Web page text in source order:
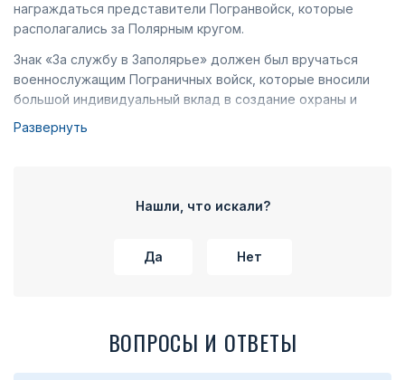
награждаться представители Погранвойск, которые
располагались за Полярным кругом.
Знак «За службу в Заполярье» должен был вручаться
военнослужащим Пограничных войск, которые вносили
большой индивидуальный вклад в создание охраны и
защиты государственных границ, а также за ощутимые
показатели в работе с личным составом и другие заслуги.
войск по приказу директора ФПС. Необходимо было
носить награду на правой части груди. В 2005 году было
ПВ ФПС был заменен эмблемой ПС ФПС.
накладывался герб ПС ФСБ, тогда как из-под эмблемы
Развернуть
Нашли, что искали?
Да Нет
ВОПРОСЫ И ОТВЕТЫ